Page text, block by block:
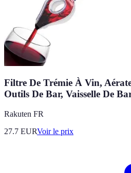
Filtre De Trémie À Vin,
Outils De Bar, Vaisselle De
Rakuten FR
27.7 EURVoir le prix